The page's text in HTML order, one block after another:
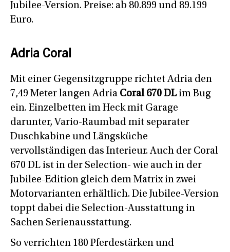
Jubilee-Version. Preise: ab 80.899 und 89.199
Euro.
Adria Coral
Mit einer Gegensitzgruppe richtet Adria den
7,49 Meter langen Adria Coral 670 DLim Bug
ein. Einzelbetten im Heck mit Garage
darunter, Vario-Raumbad mit separater
Duschkabine und Längsküche
vervollständigen das Interieur. Auch der Coral
670 DL ist in der Selection- wie auch in der
Jubilee-Edition gleich dem Matrix in zwei
Motorvarianten erhältlich. Die Jubilee-Version
toppt dabei die Selection-Ausstattung in
Sachen Serienausstattung.
So verrichten 180 Pferdestärken und